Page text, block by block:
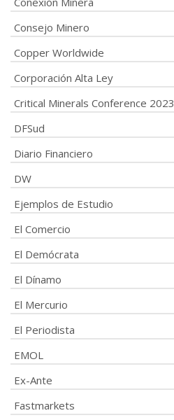
Consejo Minero
Copper Worldwide
Corporación Alta Ley
Critical Minerals Conference 2023
DFSud
Diario Financiero
DW
Ejemplos de Estudio
El Comercio
El Demócrata
El Dínamo
El Mercurio
El Periodista
EMOL
Ex-Ante
Fastmarkets